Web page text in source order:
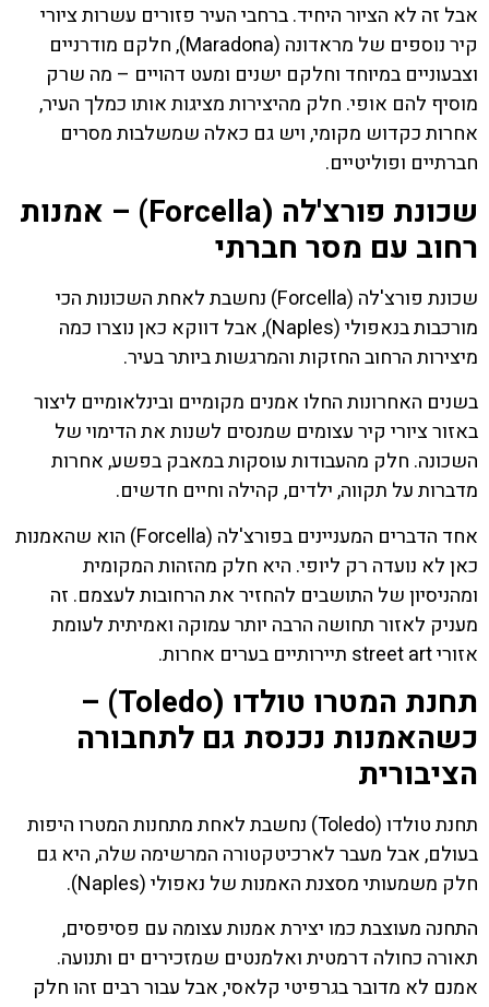
אבל זה לא הציור היחיד. ברחבי העיר פזורים עשרות ציורי
קיר נוספים של מראדונה (Maradona), חלקם מודרניים
וצבעוניים במיוחד וחלקם ישנים ומעט דהויים – מה שרק
מוסיף להם אופי. חלק מהיצירות מציגות אותו כמלך העיר,
אחרות כקדוש מקומי, ויש גם כאלה שמשלבות מסרים
חברתיים ופוליטיים.
שכונת פורצ'לה (Forcella) – אמנות
רחוב עם מסר חברתי
שכונת פורצ'לה (Forcella) נחשבת לאחת השכונות הכי
מורכבות בנאפולי (Naples), אבל דווקא כאן נוצרו כמה
מיצירות הרחוב החזקות והמרגשות ביותר בעיר.
בשנים האחרונות החלו אמנים מקומיים ובינלאומיים ליצור
באזור ציורי קיר עצומים שמנסים לשנות את הדימוי של
השכונה. חלק מהעבודות עוסקות במאבק בפשע, אחרות
מדברות על תקווה, ילדים, קהילה וחיים חדשים.
אחד הדברים המעניינים בפורצ'לה (Forcella) הוא שהאמנות
כאן לא נועדה רק ליופי. היא חלק מהזהות המקומית
ומהניסיון של התושבים להחזיר את הרחובות לעצמם. זה
מעניק לאזור תחושה הרבה יותר עמוקה ואמיתית לעומת
אזורי street art תיירותיים בערים אחרות.
תחנת המטרו טולדו (Toledo) –
כשהאמנות נכנסת גם לתחבורה
הציבורית
תחנת טולדו (Toledo) נחשבת לאחת מתחנות המטרו היפות
בעולם, אבל מעבר לארכיטקטורה המרשימה שלה, היא גם
חלק משמעותי מסצנת האמנות של נאפולי (Naples).
התחנה מעוצבת כמו יצירת אמנות עצומה עם פסיפסים,
תאורה כחולה דרמטית ואלמנטים שמזכירים ים ותנועה.
אמנם לא מדובר בגרפיטי קלאסי, אבל עבור רבים זהו חלק